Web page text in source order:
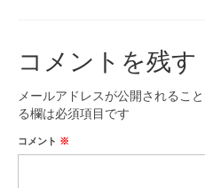
コメントを残す
メールアドレスが公開されること
る欄は必須項目です
コメント ※